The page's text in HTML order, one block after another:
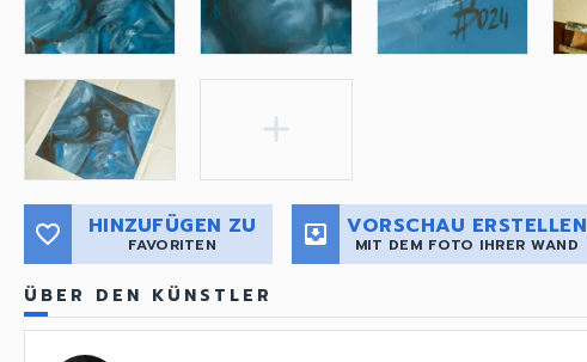
add
favorite_border HINZUFÜGEN ZU
FAVORITEN move_to_inbox VORSCHAU ERSTELLEN
MIT DEM FOTO IHRER WAND
ÜBER DEN KÜNSTLER